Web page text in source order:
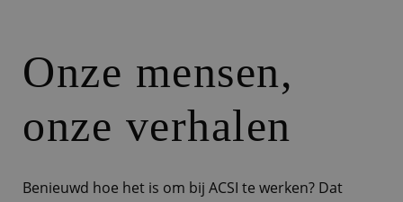
Onze mensen,
onze verhalen
Benieuwd hoe het is om bij ACSI te werken? Dat